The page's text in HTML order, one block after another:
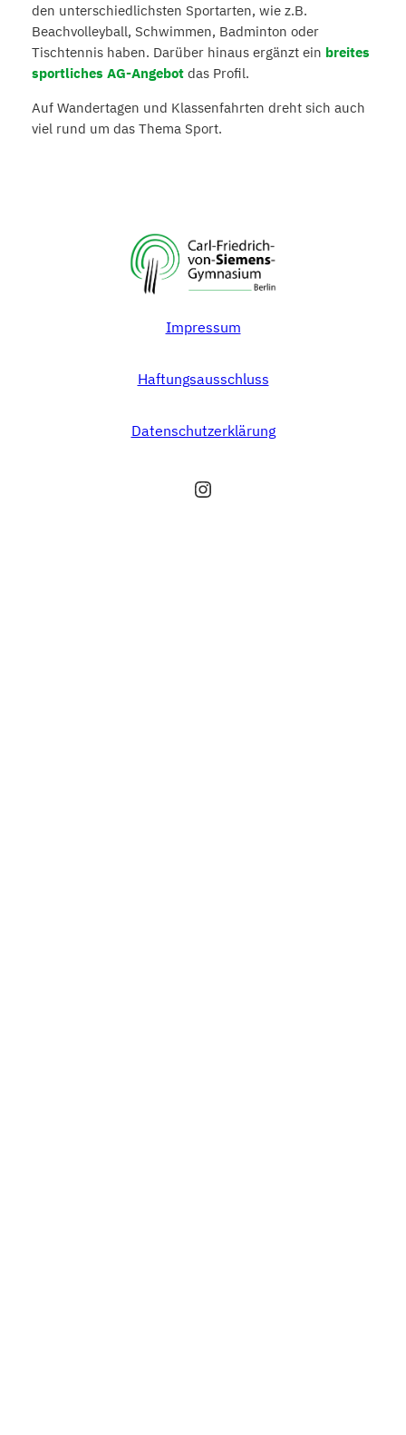
den unterschiedlichsten Sportarten, wie z.B.
Beachvolleyball, Schwimmen, Badminton oder
Tischtennis haben. Darüber hinaus ergänzt ein breites
sportliches AG-Angebotdas Profil.
Auf Wandertagen und Klassenfahrten dreht sich auch
viel rund um das Thema Sport.
Impressum
Haftungsausschluss
Datenschutzerklärung
Instagram